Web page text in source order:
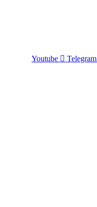
Youtube Telegram